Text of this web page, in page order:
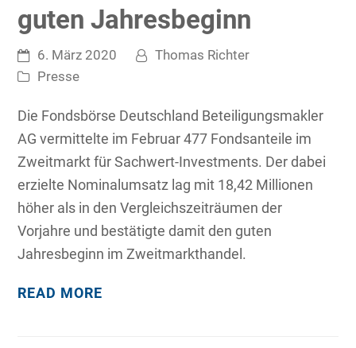
guten Jahresbeginn
6. März 2020
Thomas Richter
Presse
Die Fondsbörse Deutschland Beteiligungsmakler
AG vermittelte im Februar 477 Fondsanteile im
Zweitmarkt für Sachwert-Investments. Der dabei
erzielte Nominalumsatz lag mit 18,42 Millionen
höher als in den Vergleichszeiträumen der
Vorjahre und bestätigte damit den guten
Jahresbeginn im Zweitmarkthandel.
READ MORE